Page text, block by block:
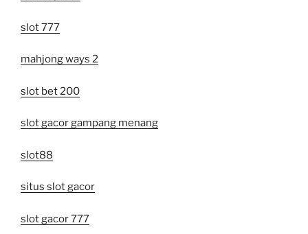
slot 777
mahjong ways 2
slot bet 200
slot gacor gampang menang
slot88
situs slot gacor
slot gacor 777